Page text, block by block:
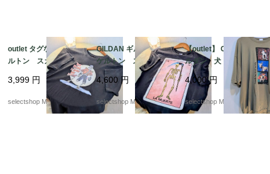
outlet タグなし スケ
ルトン スカル Tシャ
ツ Mサイズ程度 コ
ットン ボーン 骨
ブラックTシャツ Y2K
3,999 円
selectshop Merci.
GILDAN ギルダン ス
ケルトン スカル Tシ
ャツ Mサイズ コッ
トン ボーン 骨 ブ
ラックTシャツ Y2K
NICARAGUA製
4,600 円
selectshop Merci.
【outlet】 GILDAN ギ
ルダン 犬 やぎ XX
Lサイズ ベージュ
プリント コットン T
シャツ
4,000円
selectshop Merci.